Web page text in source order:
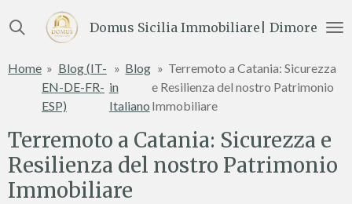
al
principale
Domus Sicilia Immobiliare| Dimore e
Home » Blog (IT-
EN-DE-FR-
ESP)
» Blog
in
Italiano
» Terremoto a Catania: Sicurezza
e Resilienza del nostro Patrimonio
Immobiliare
Terremoto a Catania: Sicurezza e
Resilienza del nostro Patrimonio
Immobiliare